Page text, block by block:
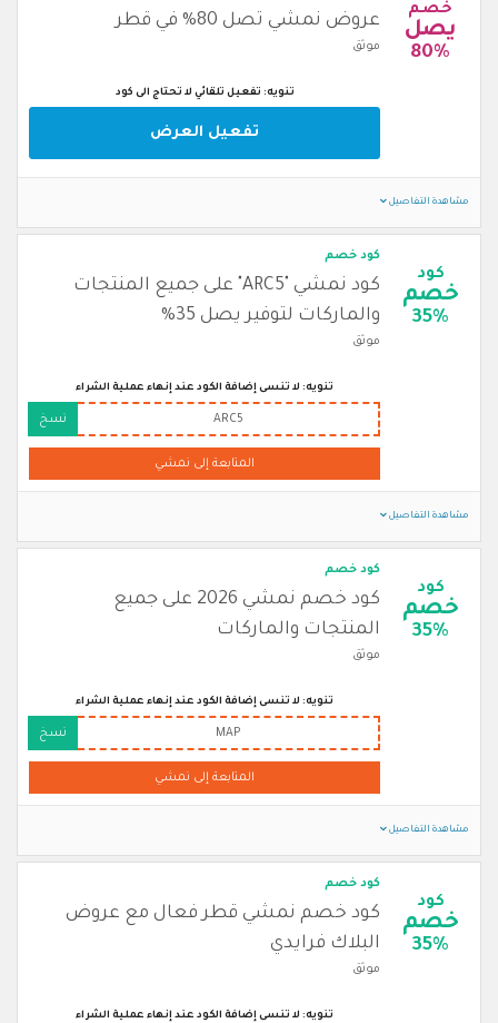
خصم
يصل
80%
عروض نمشي تصل 80% في قطر
موثق
تنويه: تفعيل تلقائي لا تحتاج الى كود
تفعيل العرض
مشاهدة التفاصيل
كود
خصم
35%
كود خصم
كود نمشي "ARC5" على جميع المنتجات
والماركات لتوفير يصل 35%
موثق
تنويه: لا تنسى إضافة الكود عند إنهاء عملية الشراء
ARC5 نسخ
المتابعة إلى نمشي
مشاهدة التفاصيل
كود
خصم
35%
كود خصم
كود خصم نمشي 2026 على جميع
المنتجات والماركات
موثق
تنويه: لا تنسى إضافة الكود عند إنهاء عملية الشراء
MAP نسخ
المتابعة إلى نمشي
مشاهدة التفاصيل
كود
خصم
35%
كود خصم
كود خصم نمشي قطر فعال مع عروض
البلاك فرايدي
موثق
تنويه: لا تنسى إضافة الكود عند إنهاء عملية الشراء